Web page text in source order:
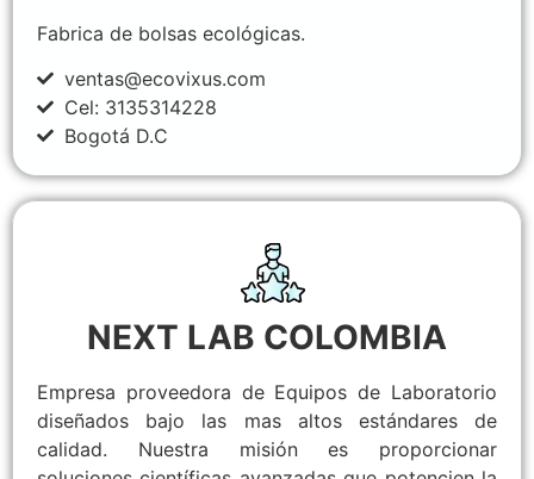
Fabrica de bolsas ecológicas.
ventas@ecovixus.com
Cel: 3135314228
Bogotá D.C
NEXT LAB COLOMBIA
Empresa proveedora de Equipos de Laboratorio
diseñados bajo las mas altos estándares de
calidad. Nuestra misión es proporcionar